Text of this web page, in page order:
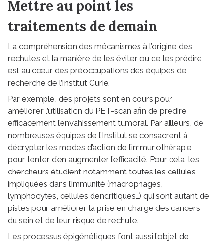
Mettre au point les
traitements de demain
La compréhension des mécanismes à l’origine des
rechutes et la manière de les éviter ou de les prédire
est au cœur des préoccupations des équipes de
recherche de l’Institut Curie.
Par exemple, des projets sont en cours pour
améliorer l’utilisation du PET-scan afin de prédire
efficacement l’envahissement tumoral. Par ailleurs, de
nombreuses équipes de l’Institut se consacrent à
décrypter les modes d’action de l’immunothérapie
pour tenter d’en augmenter l’efficacité. Pour cela, les
chercheurs étudient notamment toutes les cellules
impliquées dans l’immunité (macrophages,
lymphocytes, cellules dendritiques…) qui sont autant de
pistes pour améliorer la prise en charge des cancers
du sein et de leur risque de rechute.
Les processus épigénétiques font aussi l’objet de